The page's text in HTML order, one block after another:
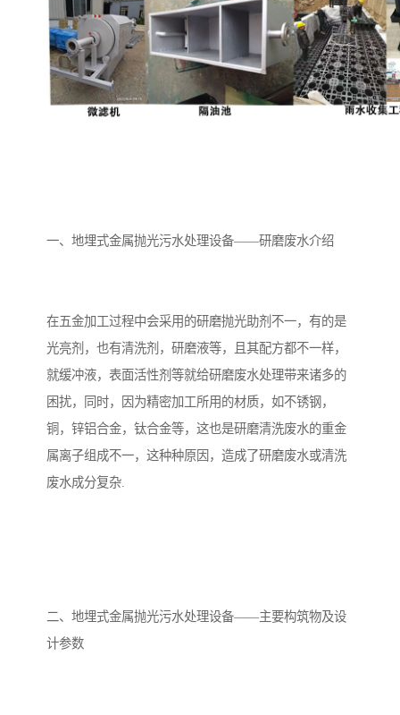
一、地埋式金属抛光污水处理设备——研磨废水介绍
在五金加工过程中会采用的研磨抛光助剂不一，有的是
光亮剂，也有清洗剂，研磨液等，且其配方都不一样，
就缓冲液，表面活性剂等就给研磨废水处理带来诸多的
困扰，同时，因为精密加工所用的材质，如不锈钢，
铜，锌铝合金，钛合金等，这也是研磨清洗废水的重金
属离子组成不一，这种种原因，造成了研磨废水或清洗
废水成分复杂.
二、地埋式金属抛光污水处理设备——主要构筑物及设
计参数
接触式一体化污水处理设 化粪池一体化污水处理设
备
污水处理一体化设备 气浮机设备
淀粉污水处理设备 塑料污水处理设备
家
屠宰场一体化污水处设备 餐厨垃圾污水处理设备
熟食厂污水处理设备 美容院一体化污水处理设
备
汽车污水处理设备 你猜生活污水处理设备
农村生活污水处理设备 玻璃钢污水处理设备
豆制品污水